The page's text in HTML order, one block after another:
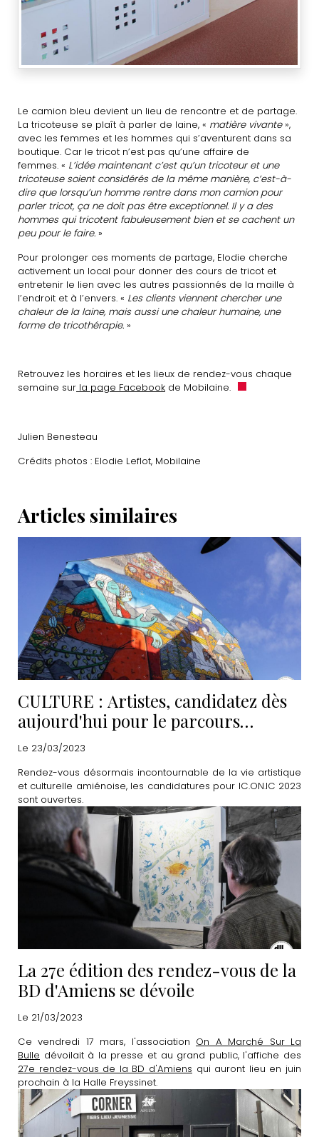
Le camion bleu devient un lieu de rencontre et de partage.
La tricoteuse se plaît à parler de laine, « matière vivante»,
avec les femmes et les hommes qui s’aventurent dans sa
boutique. Car le tricot n’est pas qu’une affaire de
femmes. « L’idée maintenant c’est qu’un tricoteur et une
tricoteuse soient considérés de la même manière, c’est-à-
dire que lorsqu’un homme rentre dans mon camion pour
parler tricot, ça ne doit pas être exceptionnel. Il y a des
hommes qui tricotent fabuleusement bien et se cachent un
peu pour le faire. »
Pour prolonger ces moments de partage, Elodie cherche
activement un local pour donner des cours de tricot et
entretenir le lien avec les autres passionnés de la maille à
l’endroit et à l’envers. « Les clients viennent chercher une
chaleur de la laine, mais aussi une chaleur humaine, une
forme de tricothérapie. »
Retrouvez les horaires et les lieux de rendez-vous chaque
semaine sur la page Facebook de Mobilaine.
Julien Benesteau
Crédits photos : Elodie Leflot, Mobilaine
Articles similaires
CULTURE : Artistes, candidatez dès
aujourd'hui pour le parcours
IC.ON.IC 2023
Le 23/03/2023
Rendez-vous désormais incontournable de la vie artistique
et culturelle amiénoise, les candidatures pour IC.ON.IC 2023
sont ouvertes.
La 27e édition des rendez-vous de la
BD d'Amiens se dévoile
Le 21/03/2023
Ce vendredi 17 mars, l'association On A Marché Sur La
Bulle dévoilait à la presse et au grand public, l'affiche des
27e rendez-vous de la BD d'Amiens qui auront lieu en juin
prochain à la Halle Freyssinet.